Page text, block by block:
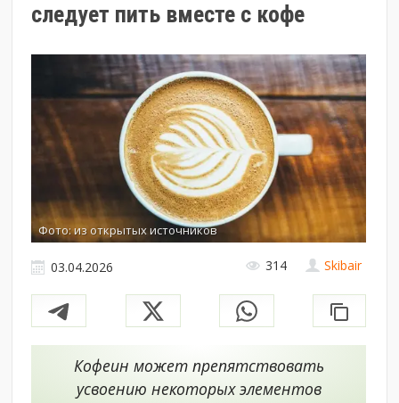
следует пить вместе с кофе
Фото: из открытых источников
Skibair
03.04.2026 314
Кофеин может препятствовать
усвоению некоторых элементов